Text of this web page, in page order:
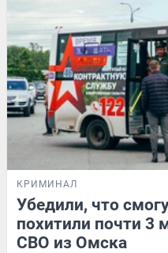
КРИМИНАЛ
Убедили, что
похитили почти 3
СВО из Омска